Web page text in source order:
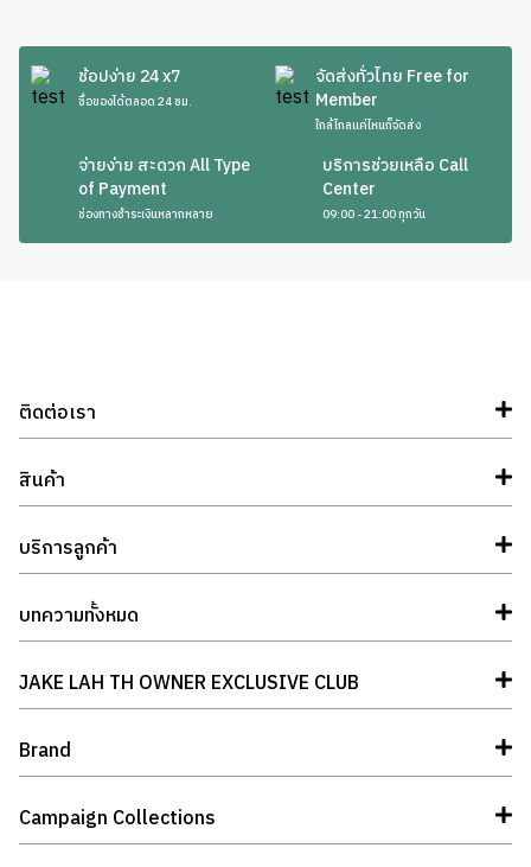
ช้อปง่าย 24 x7
ซื้อของได้ตลอด 24 ชม.
จัดส่งทั่วไทย Free for
Member
ใกล้ไกลแค่ไหนก็จัดส่ง
จ่ายง่าย สะดวก All Type
of Payment
ช่องทางชำระเงินหลากหลาย
บริการช่วยเหลือ Call
Center
09:00 - 21:00 ทุกวัน
ติดต่อเรา
สินค้า
บริการลูกค้า
บทความทั้งหมด
JAKE LAH TH OWNER EXCLUSIVE CLUB
Brand
Campaign Collections